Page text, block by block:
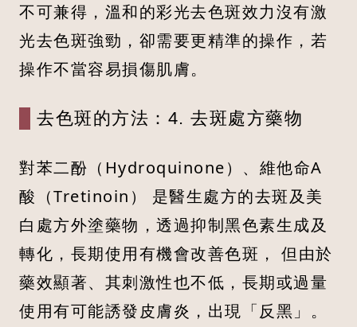
不可兼得，溫和的彩光去色斑效力沒有激
光去色斑強勁，卻需要更精準的操作，若
操作不當容易損傷肌膚。
去色斑的方法：4. 去斑處方藥物
對苯二酚（Hydroquinone）、維他命A
酸（Tretinoin） 是醫生處方的去斑及美
白處方外塗藥物，透過抑制黑色素生成及
轉化，長期使用有機會改善色斑， 但由於
藥效顯著、其刺激性也不低，長期或過量
使用有可能誘發皮膚炎，出現「反黑」。